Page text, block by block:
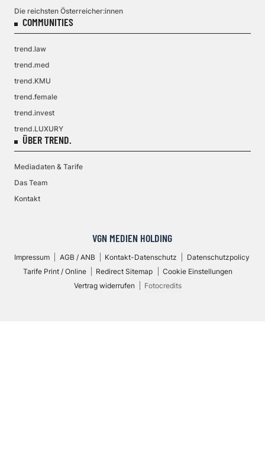
Die reichsten Österreicher:innen
COMMUNITIES
trend.law
trend.med
trend.KMU
trend.female
trend.invest
trend.LUXURY
ÜBER TREND.
Mediadaten & Tarife
Das Team
Kontakt
VGN MEDIEN HOLDING
Impressum AGB / ANB Kontakt-Datenschutz
Datenschutzpolicy
Tarife Print / Online
Redirect Sitemap
Cookie Einstellungen
Vertrag widerrufen
Fotocredits